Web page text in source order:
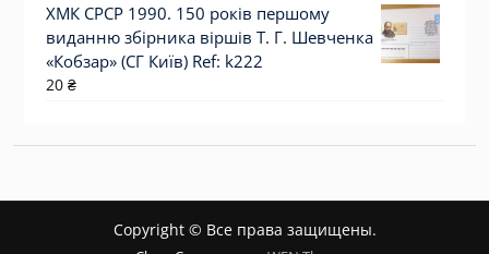
ХМК СРСР 1990. 150 років першому
виданню збірника віршів Т. Г. Шевченка
«Кобзар» (СГ Київ) Ref: k222
20 ₴
Copyright © Все права защищены.